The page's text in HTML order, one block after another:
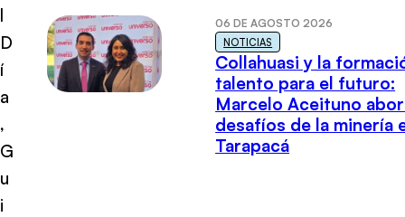
l
D
í
a
,
G
u
i
06 DE AGOSTO 2026
NOTICIAS
Collahuasi y la
talento para el futuro:
Marcelo Aceituno
desafíos de la minería
Tarapacá